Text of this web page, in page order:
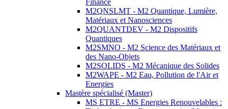
Finance
M2QNSLMT - M2 Quantique, Lumière,
Matériaux et Nanosciences
M2QUANTDEV - M2 Dispositifs
Quantiques
M2SMNO - M2 Science des Matériaux et
des Nano-Objets
M2SOLIDS - M2 Mécanique des Solides
M2WAPE - M2 Eau, Pollution de l'Air et
Energies
Mastère spécialisé (Master)
MS ETRE - MS Energies Renouvelables :